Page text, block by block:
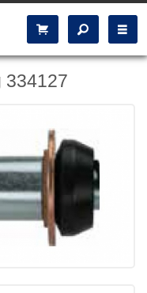
334127